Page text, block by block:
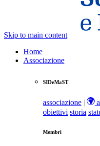
Skip to main content
Home
Associazione
SIDeMaST
associazione |
obiettivi storia
Membri